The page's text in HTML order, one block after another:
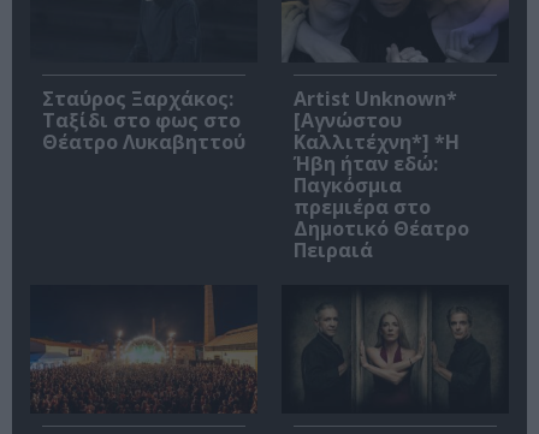
Σταύρος Ξαρχάκος:
Ταξίδι στο φως στο
Θέατρο Λυκαβηττού
Artist Unknown*
[Αγνώστου
Καλλιτέχνη*] *Η
Ήβη ήταν εδώ:
Παγκόσμια
πρεμιέρα στο
Δημοτικό Θέατρο
Πειραιά